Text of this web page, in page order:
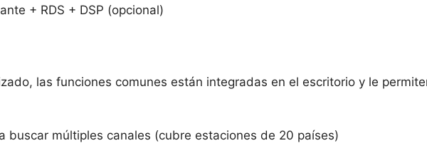
+ RDS + DSP (opcional)
las funciones comunes están integradas en el escritorio y le
buscar múltiples canales (cubre estaciones de 20 países)